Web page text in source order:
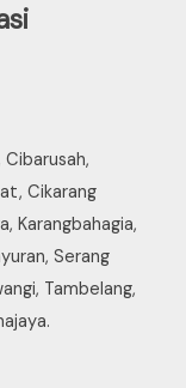
Cikarang
Karangbahagia,
Serang
Tambelang,